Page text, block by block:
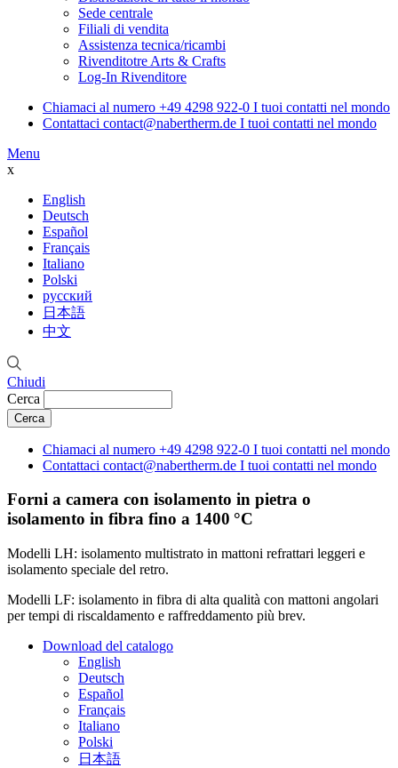
Sede centrale
Filiali di vendita
Assistenza tecnica/ricambi
Rivenditotre Arts & Crafts
Log-In Rivenditore
Chiamaci al numero +49 4298 922-0 I tuoi contatti nel mondo
Contattaci contact@nabertherm.de I tuoi contatti nel mondo
Menu
x
English
Deutsch
Español
Français
Italiano
Polski
русский
日本語
中文
Chiudi
Cerca
Chiamaci al numero +49 4298 922-0 I tuoi contatti nel mondo
Contattaci contact@nabertherm.de I tuoi contatti nel mondo
Forni a camera con isolamento in pietra o
isolamento in fibra fino a 1400 °C
Modelli LH: isolamento multistrato in mattoni refrattari leggeri e
isolamento speciale del retro.
Modelli LF: isolamento in fibra di alta qualità con mattoni angolari
per tempi di riscaldamento e raffreddamento più brev.
Download del catalogo
English
Deutsch
Español
Français
Italiano
Polski
日本語